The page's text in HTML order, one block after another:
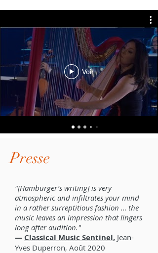
Photos
CV (EN)
Centre de musique cannadienne
Voir
Presse
"[Hamburger’s writing] is very
atmospheric and infiltrates your mind
in a rather surreptitious fashion … the
music leaves an impression that lingers
long after audition."
— Classical Music Sentinel, Jean-
Yves Duperron, Août 2020